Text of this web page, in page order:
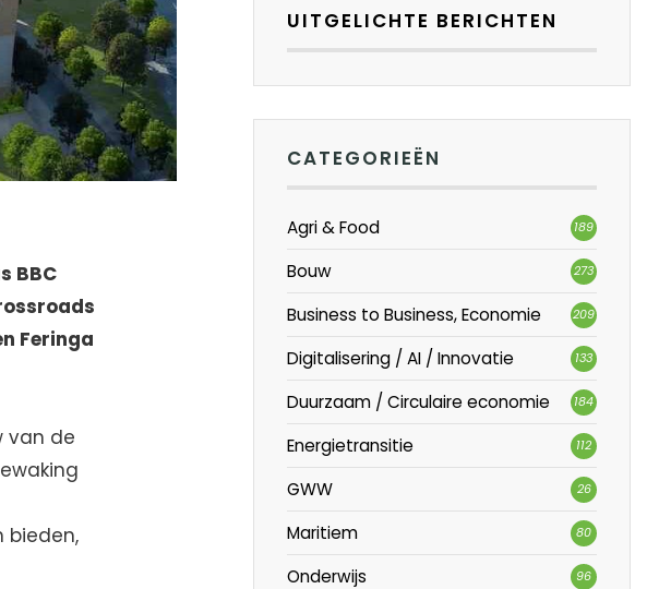
BBC
Feringa
van de
bieden,
UITGELICHTE BERICHTEN
CATEGORIEËN
Agri & Food 189
Bouw 273
Business to Business, Economie 209
Digitalisering / AI / Innovatie 133
Duurzaam / Circulaire economie 184
Energietransitie 112
GWW 26
Maritiem 80
Onderwijs 96